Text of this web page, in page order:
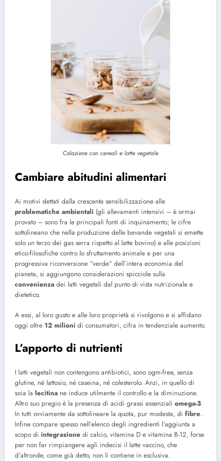
Colazione con cereali e latte vegetale
Cambiare abitudini alimentari
Ai motivi dettati dalla crescente sensibilizzazione alle
problematiche ambientali (gli allevamenti intensivi – è ormai
provato – sono fra le principali fonti di inquinamento; le cifre
sottolineano che nella produzione delle bevande vegetali si emette
solo un terzo dei gas serra rispetto al latte bovino) e alle posizioni
etico-filosofiche contro lo sfruttamento animale e per una
progressiva riconversione “verde” dell’intera economia del
pianeta, si aggiungono considerazioni spicciole sulla
convenienza dei latti vegetali dal punto di vista nutrizionale e
dietetico.
A essi, al loro gusto e alle loro proprietà si rivolgono e si affidano
oggi oltre 12 milioni di consumatori, cifra in tendenziale aumento.
L’apporto di nutrienti
I latti vegetali non contengono antibiotici, sono ogm-free, senza
glutine, né lattosio, né caseina, né colesterolo. Anzi, in quello di
soia la lecitina ne induce utilmente il controllo e la diminuzione.
Altro suo pregio è la presenza di acidi grassi essenziali omega-3.
In tutti ovviamente da sottolineare la quota, pur modesta, di fibre.
Infine compare spesso nell’elenco degli ingredienti l’aggiunta a
scopo di integrazione di calcio, vitamina D e vitamina B-12, forse
per non far rimpiangere agli indecisi il latte vaccino, che
d’altronde, come già detto, non li contiene in esclusiva.